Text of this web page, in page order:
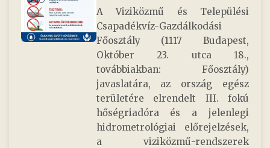
A Viziközmű és Települési
Csapadékvíz-Gazdálkodási
Főosztály (1117 Budapest,
Október 23. utca 18.,
továbbiakban: Főosztály)
javaslatára, az ország egész
területére elrendelt III. fokú
hőségriadóra és a jelenlegi
hidrometrológiai előrejelzések,
a viziközmű-rendszerek